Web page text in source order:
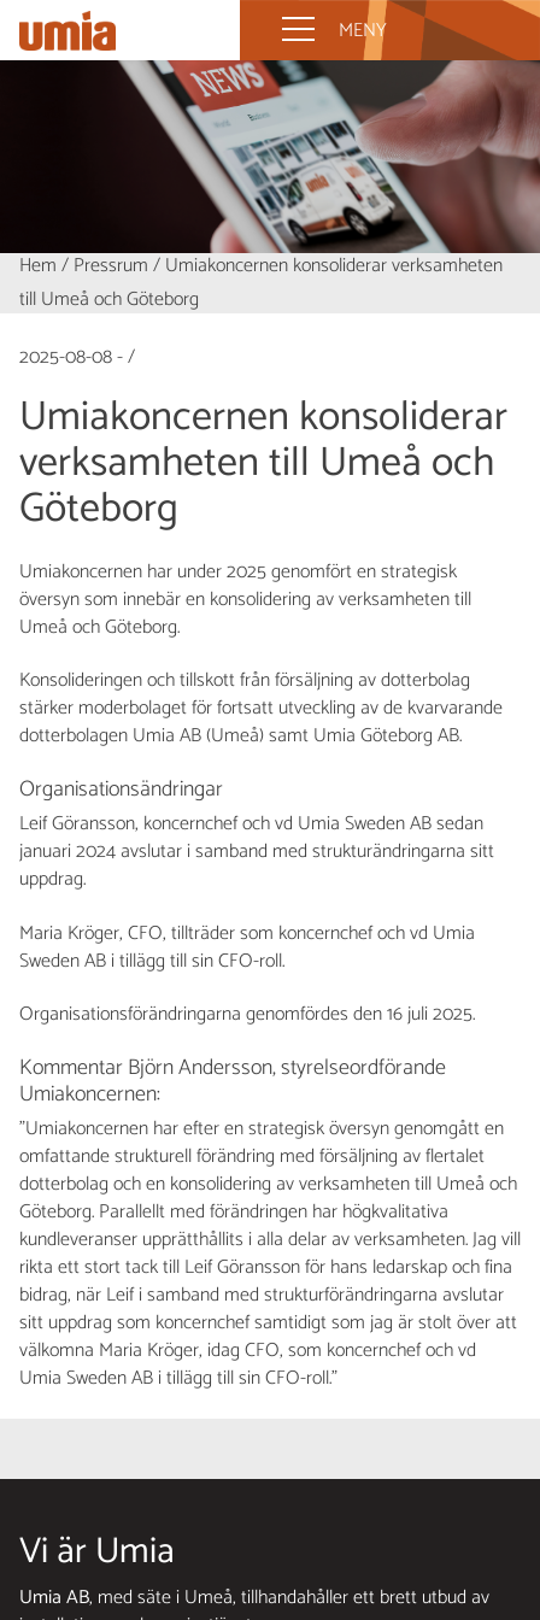
MENY
Hem/Pressrum/Umiakoncernen konsoliderar verksamheten
till Umeå och Göteborg
2025-08-08 - /
Umiakoncernen konsoliderar
verksamheten till Umeå och
Göteborg
Umiakoncernen har under 2025 genomfört en strategisk
översyn som innebär en konsolidering av verksamheten till
Umeå och Göteborg.
Konsolideringen och tillskott från försäljning av dotterbolag
stärker moderbolaget för fortsatt utveckling av de kvarvarande
dotterbolagen Umia AB (Umeå) samt Umia Göteborg AB.
Organisationsändringar
Leif Göransson, koncernchef och vd Umia Sweden AB sedan
januari 2024 avslutar i samband med strukturändringarna sitt
uppdrag.
Maria Kröger, CFO, tillträder som koncernchef och vd Umia
Sweden AB i tillägg till sin CFO-roll.
Organisationsförändringarna genomfördes den 16 juli 2025.
Kommentar Björn Andersson, styrelseordförande
Umiakoncernen:
”Umiakoncernen har efter en strategisk översyn genomgått en
omfattande strukturell förändring med försäljning av flertalet
dotterbolag och en konsolidering av verksamheten till Umeå och
Göteborg. Parallellt med förändringen har högkvalitativa
kundleveranser upprätthållits i alla delar av verksamheten. Jag vill
rikta ett stort tack till Leif Göransson för hans ledarskap och fina
bidrag, när Leif i samband med strukturförändringarna avslutar
sitt uppdrag som koncernchef samtidigt som jag är stolt över att
välkomna Maria Kröger, idag CFO, som koncernchef och vd
Umia Sweden AB i tillägg till sin CFO-roll.”
Vi är Umia
Umia AB, med säte i Umeå, tillhandahåller ett brett utbud av